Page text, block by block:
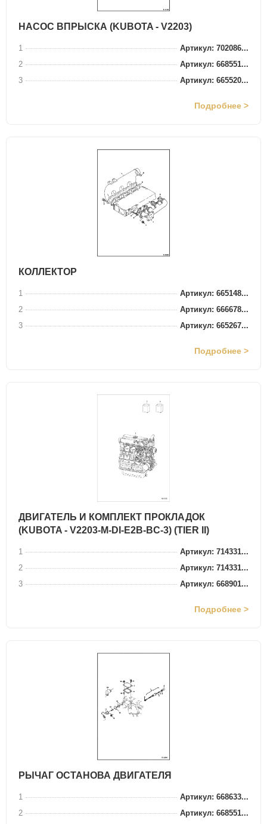
НАСОС ВПРЫСКА (KUBOTA - V2203)
1
Артикул: 702086...
2
Артикул: 668551...
3
Артикул: 665520...
Подробнее >
КОЛЛЕКТОР
1
Артикул: 665148...
2
Артикул: 666678...
3
Артикул: 665267...
Подробнее >
ДВИГАТЕЛЬ И КОМПЛЕКТ ПРОКЛАДОК
(KUBOTA - V2203-M-DI-E2B-BC-3) (TIER II)
1
Артикул: 714331...
2
Артикул: 714331...
3
Артикул: 668901...
Подробнее >
РЫЧАГ ОСТАНОВА ДВИГАТЕЛЯ
1
Артикул: 668633...
2
Артикул: 668551...